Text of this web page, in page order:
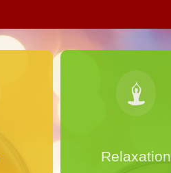
Relaxation